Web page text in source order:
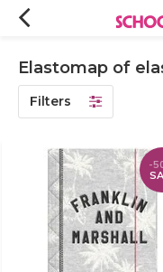
Elastomap of
Filters
-